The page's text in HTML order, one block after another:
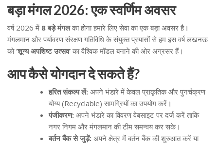
बड़ा मंगल 2026: एक स्वर्णिम अवसर
वर्ष 2026 में 8 बड़े मंगलका होना हमारे लिए सेवा का एक बड़ा अवसर है।
मंगलमान और पर्यावरण संरक्षण गतिविधि के संयुक्त प्रयासों से हम इस वर्ष लखनऊ
को‘शून्य अपशिष्ट उत्सव’ का वैश्विक मॉडल बनाने की ओर अग्रसर हैं।
आप कैसे योगदान दे सकते हैं?
हरित संकल्प लें: अपने भंडारे में केवल प्राकृतिक और पुनर्चक्रण
योग्य (Recyclable) सामग्रियों का उपयोग करें।
पंजीकरण: अपने भंडारे का विवरण वेबसाइट पर दर्ज करें ताकि
नगर निगम और मंगलमान की टीम समन्वय कर सके।
बर्तन बैंक से जुड़ें: अपने क्षेत्र में बर्तन बैंक की शुरुआत करें या